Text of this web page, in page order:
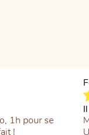
1h pour se
!